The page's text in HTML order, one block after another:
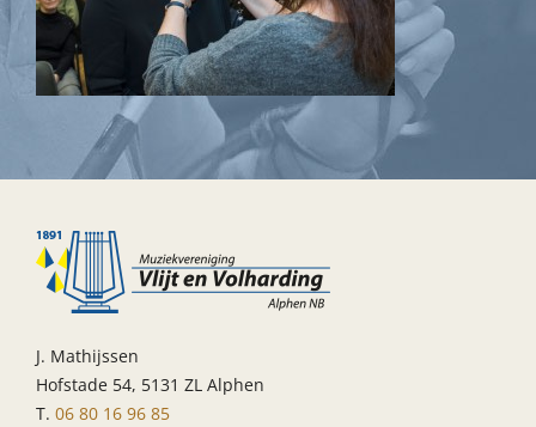
J. Mathijssen
Hofstade 54, 5131 ZL Alphen
T. 06 80 16 96 85